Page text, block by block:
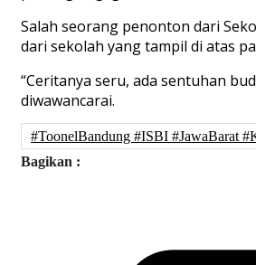
Salah seorang penonton dari
dari sekolah yang tampil di atas
“Ceritanya seru, ada sentuhan
diwawancarai.
#ToonelBandung #ISBI #JawaBarat
Bagikan :